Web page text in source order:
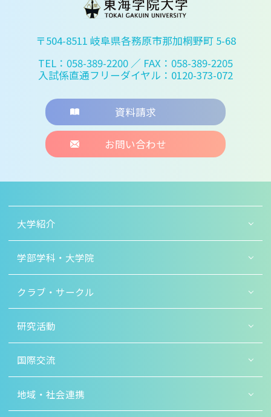
〒504-8511 岐阜県各務原市那加桐野町 5-68
TEL：058-389-2200 ／ FAX：058-389-2205
入試係直通フリーダイヤル：0120-373-072
資料請求
お問い合わせ
大学紹介
学部学科・大学院
クラブ・サークル
研究活動
国際交流
地域・社会連携